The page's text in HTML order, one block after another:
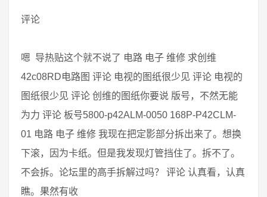
评论
嗯 导热贴这个就不说了 电路 电子 维修 求创维
42c08RD电路图 评论 电视的图纸很少见 评论 电视的
图纸很少见 评论 创维的图纸你要说 版号，不然无能
为力 评论 板号5800-p42ALM-0050 168P-P42CLM-
01 电路 电子 维修 我现在把定影部分拆出来了。想换
下滚，因为卡纸。但是我发现灯管挡住了。拆不了。
不会拆。论坛里的高手拆解过吗？ 评论 认真看，认真
瞧。果然有收